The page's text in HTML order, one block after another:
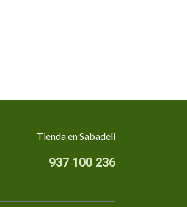
Tienda en Sabadell
937 100 236